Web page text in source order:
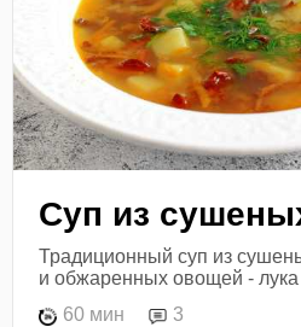
Суп из
Традиционный суп из
и обжаренных овощей -
60 мин
3